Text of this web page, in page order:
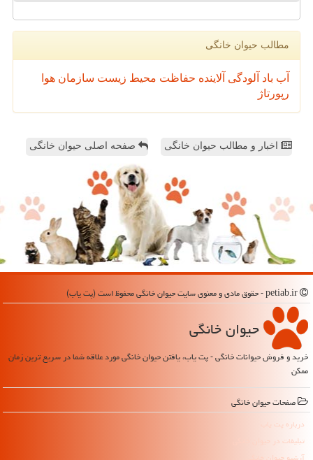
مطالب حیوان خانگی
آب باد آلودگی آلاینده حفاظت محیط زیست سازمان هوا
رپورتاژ
اخبار و مطالب حیوان خانگی صفحه اصلی حیوان خانگی
حیوان خانگی
خرید و فروش حیوانات خانگی - پت یاب، یافتن حیوان خانگی مورد علاقه شما در سریع ترین زمان
ممکن
صفحات حیوان خانگی
درباره پت یاب
تبلیغات در حیوان خانگی